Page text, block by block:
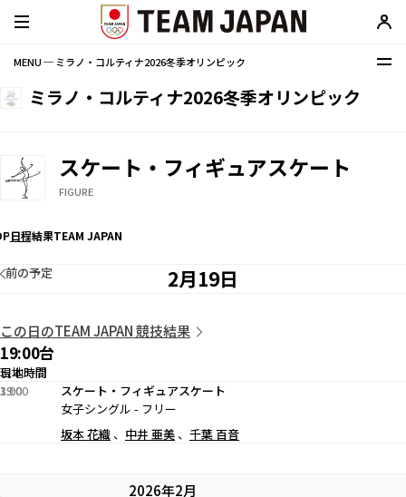
MENU ─ ミラノ・コルティナ2026冬季オリンピック
ミラノ・コルティナ2026冬季オリンピック
スケート・フィギュアスケート
FIGURE
日程結果TEAM JAPAN
2月19日
前の予定
この日のTEAM JAPAN 競技結果
19:00台
現地時間
日本時間
19:00
3:00
スケート・フィギュアスケート
女子シングル - フリー
坂本 花織
中井 亜美 千葉 百音
2026年2月